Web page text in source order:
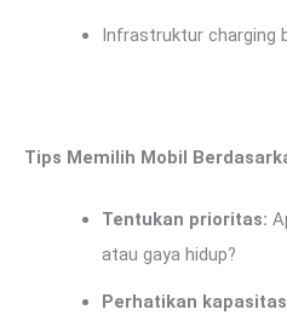
Infrastruktur charging
Tips Memilih Mobil
Tentukan prioritas:
atau gaya hidup?
Perhatikan